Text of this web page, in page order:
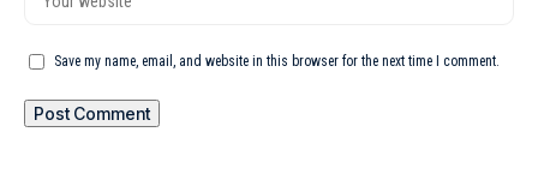
Save my name, email, and website in this browser for the next time I comment.